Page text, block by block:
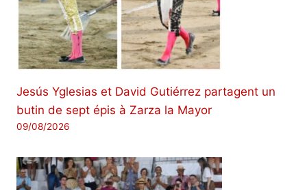
Jesús Yglesias et David Gutiérrez partagent un
butin de sept épis à Zarza la Mayor
09/08/2026